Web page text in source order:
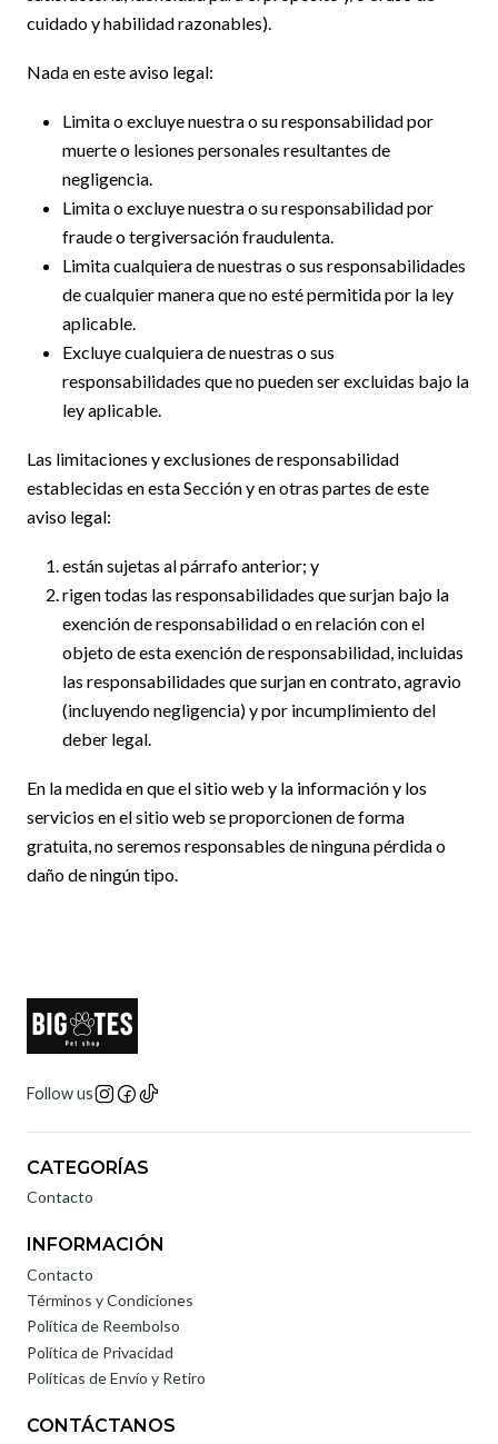
cuidado y habilidad razonables).
Nada en este aviso legal:
Limita o excluye nuestra o su responsabilidad por
muerte o lesiones personales resultantes de
negligencia.
Limita o excluye nuestra o su responsabilidad por
fraude o tergiversación fraudulenta.
Limita cualquiera de nuestras o sus responsabilidades
de cualquier manera que no esté permitida por la ley
aplicable.
Excluye cualquiera de nuestras o sus
responsabilidades que no pueden ser excluidas bajo la
ley aplicable.
Las limitaciones y exclusiones de responsabilidad
establecidas en esta Sección y en otras partes de este
aviso legal:
están sujetas al párrafo anterior; y
rigen todas las responsabilidades que surjan bajo la
exención de responsabilidad o en relación con el
objeto de esta exención de responsabilidad, incluidas
las responsabilidades que surjan en contrato, agravio
(incluyendo negligencia) y por incumplimiento del
deber legal.
En la medida en que el sitio web y la información y los
servicios en el sitio web se proporcionen de forma
gratuita, no seremos responsables de ninguna pérdida o
daño de ningún tipo.
Follow us
CATEGORÍAS
Contacto
INFORMACIÓN
Contacto
Términos y Condiciones
Política de Reembolso
Política de Privacidad
Políticas de Envío y Retiro
CONTÁCTANOS